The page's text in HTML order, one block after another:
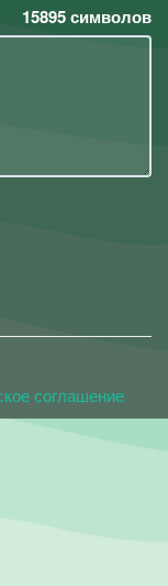
15895символов
соглашение